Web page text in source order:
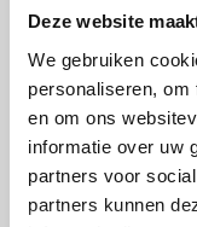
Deze website
We gebruiken
personaliseren,
en om ons
informatie over uw
partners voor
partners kunnen
Kilometerstand
Winter
Basis